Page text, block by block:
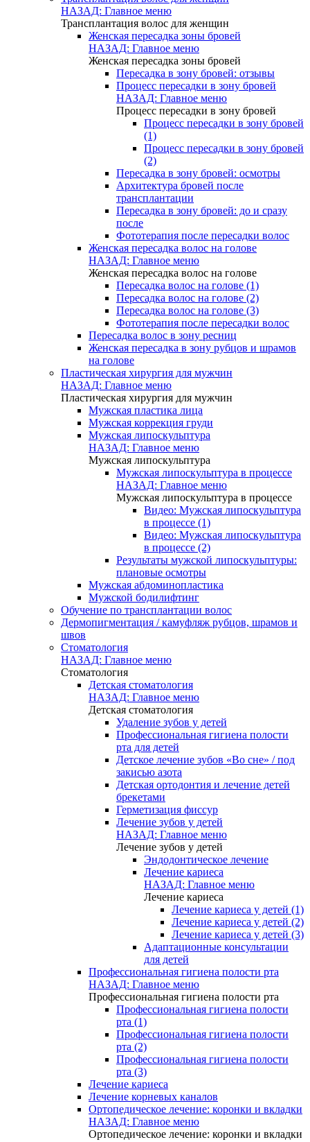
НАЗАД: Главное меню
Трансплантация волос для женщин
Женская пересадка зоны бровей
НАЗАД: Главное меню
Женская пересадка зоны бровей
Пересадка в зону бровей: отзывы
Процесс пересадки в зону бровей
НАЗАД: Главное меню
Процесс пересадки в зону бровей
Процесс пересадки в зону бровей
(1)
Процесс пересадки в зону бровей
(2)
Пересадка в зону бровей: осмотры
Архитектура бровей после
трансплантации
Пересадка в зону бровей: до и сразу
после
Фототерапия после пересадки волос
Женская пересадка волос на голове
НАЗАД: Главное меню
Женская пересадка волос на голове
Пересадка волос на голове (1)
Пересадка волос на голове (2)
Пересадка волос на голове (3)
Фототерапия после пересадки волос
Пересадка волос в зону ресниц
Женская пересадка в зону рубцов и шрамов
на голове
Пластическая хирургия для мужчин
НАЗАД: Главное меню
Пластическая хирургия для мужчин
Мужская пластика лица
Мужская коррекция груди
Мужская липоскульптура
НАЗАД: Главное меню
Мужская липоскульптура
Мужская липоскульптура в процессе
НАЗАД: Главное меню
Мужская липоскульптура в процессе
Видео: Мужская липоскульптура
в процессе (1)
Видео: Мужская липоскульптура
в процессе (2)
Результаты мужской липоскульптуры:
плановые осмотры
Мужская абдоминопластика
Мужской бодилифтинг
Обучение по трансплантации волос
Дермопигментация / камуфляж рубцов, шрамов и
швов
Стоматология
НАЗАД: Главное меню
Стоматология
Детская стоматология
НАЗАД: Главное меню
Детская стоматология
Удаление зубов у детей
Профессиональная гигиена полости
рта для детей
Детское лечение зубов «Во сне» / под
закисью азота
Детская ортодонтия и лечение детей
брекетами
Герметизация фиссур
Лечение зубов у детей
НАЗАД: Главное меню
Лечение зубов у детей
Эндодонтическое лечение
Лечение кариеса
НАЗАД: Главное меню
Лечение кариеса
Лечение кариеса у детей (1)
Лечение кариеса у детей (2)
Лечение кариеса у детей (3)
Адаптационные консультации
для детей
Профессиональная гигиена полости рта
НАЗАД: Главное меню
Профессиональная гигиена полости рта
Профессиональная гигиена полости
рта (1)
Профессиональная гигиена полости
рта (2)
Профессиональная гигиена полости
рта (3)
Лечение кариеса
Лечение корневых каналов
Ортопедическое лечение: коронки и вкладки
НАЗАД: Главное меню
Ортопедическое лечение: коронки и вкладки